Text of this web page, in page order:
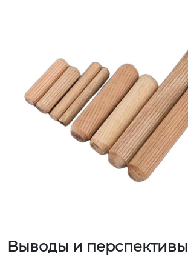
Выводы и перспективы